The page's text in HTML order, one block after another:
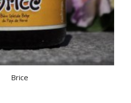
Brice